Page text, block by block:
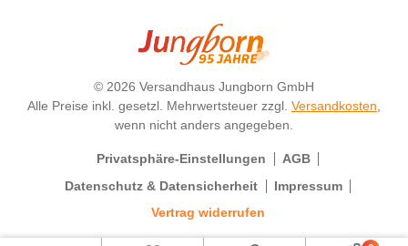
© 2026 Versandhaus Jungborn GmbH
Alle Preise inkl. gesetzl. Mehrwertsteuer zzgl. Versandkosten,
wenn nicht anders angegeben.
Privatsphäre-Einstellungen
AGB
Datenschutz & Datensicherheit
Impressum
Vertrag widerrufen